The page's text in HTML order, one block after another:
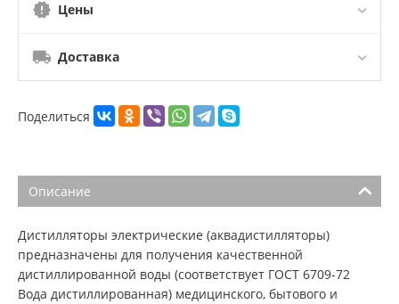
Цены
Доставка
Поделиться
Описание
Дистилляторы электрические (аквадистилляторы)
предназначены для получения качественной
дистиллированной воды (соответствует ГОСТ 6709-72
Вода дистиллированная) медицинского, бытового и